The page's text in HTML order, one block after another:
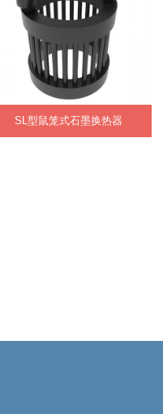
SL型鼠笼式石墨换热器